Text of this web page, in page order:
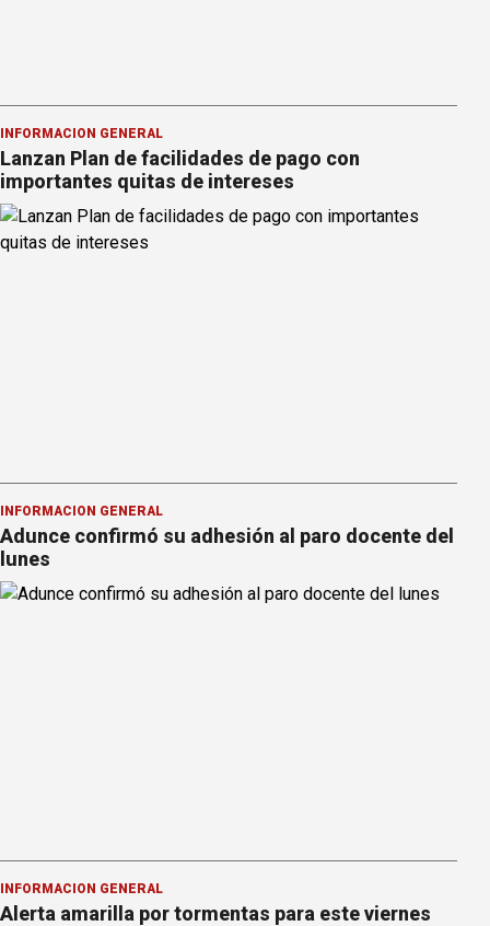
INFORMACION GENERAL
Lanzan Plan de facilidades de pago con
importantes quitas de intereses
INFORMACION GENERAL
Adunce confirmó su adhesión al paro docente del
lunes
INFORMACION GENERAL
Alerta amarilla por tormentas para este viernes